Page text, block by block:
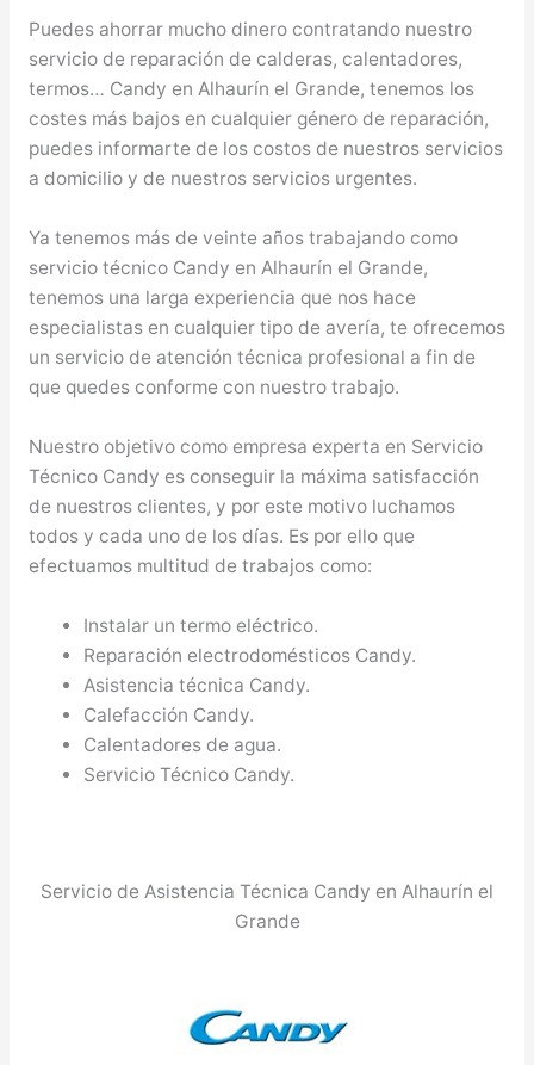
Puedes ahorrar mucho dinero contratando nuestro
servicio de reparación de calderas, calentadores,
termos… Candy en Alhaurín el Grande, tenemos los
costes más bajos en cualquier género de reparación,
puedes informarte de los costos de nuestros servicios
a domicilio y de nuestros servicios urgentes.
Ya tenemos más de veinte años trabajando como
servicio técnico Candy en Alhaurín el Grande,
tenemos una larga experiencia que nos hace
especialistas en cualquier tipo de avería, te ofrecemos
un servicio de atención técnica profesional a fin de
que quedes conforme con nuestro trabajo.
Nuestro objetivo como empresa experta en Servicio
Técnico Candy es conseguir la máxima satisfacción
de nuestros clientes, y por este motivo luchamos
todos y cada uno de los días. Es por ello que
efectuamos multitud de trabajos como:
Instalar un termo eléctrico.
Reparación electrodomésticos Candy.
Asistencia técnica Candy.
Calefacción Candy.
Calentadores de agua.
Servicio Técnico Candy.
Servicio de Asistencia Técnica Candy en Alhaurín el
Grande